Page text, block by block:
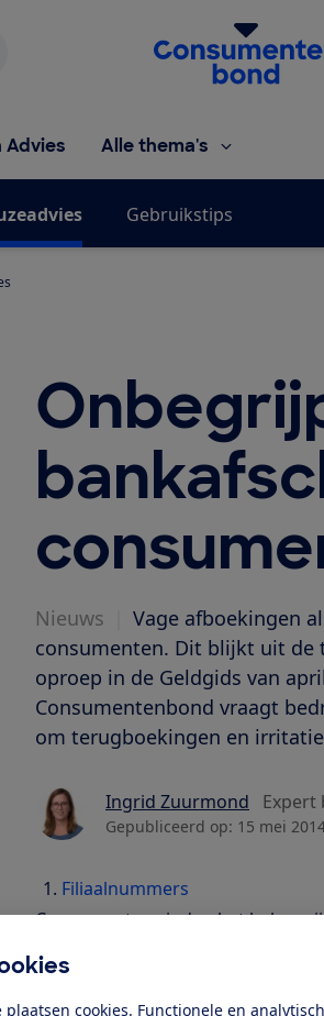
plaatsen cookies. Functionele en
Homepage van de
Advies Alle thema's
Gebruikstips
Nieuws
Vage afboekingen
consumenten. Dit blijkt uit de
oproep in de Geldgids van
Consumentenbond vraagt
om terugboekingen en
Ingrid Zuurmond Expert
Gepubliceerd op: 15 mei
Filiaalnummers
Consumenten vinden het
banken benadrukken de
doen en onregelmatigheden te
'Als banken willen dat